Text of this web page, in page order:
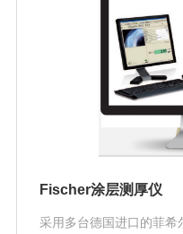
Fischer涂层测厚仪
采用多台德国进口的菲